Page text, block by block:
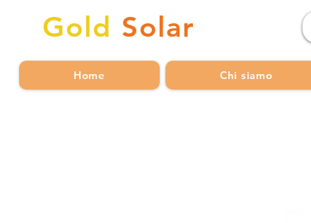
Gold Solar
Home Chi siamo